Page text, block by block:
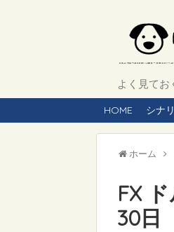
よく見て
HOME シナ
ホーム
FX
30日